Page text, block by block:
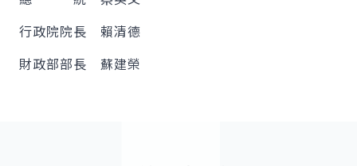
行政院院長 賴清德
財政部部長 蘇建榮